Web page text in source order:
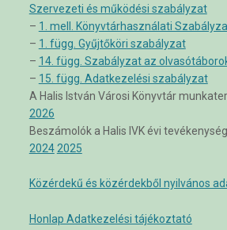
Szervezeti és működési szabályzat
– 1. mell. Könyvtárhasználati
– 1. függ. Gyűjtőköri szabályzat
– 14. függ. Szabályzat az
– 15. függ. Adatkezelési szabályzat
A Halis István Városi Könyvtár
2026
Beszámolók a Halis IVK évi
2024 2025
Közérdekű és közérdekből nyilvános
Honlap Adatkezelési tájékoztató